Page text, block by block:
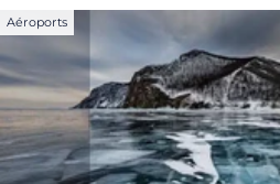
Aéroports